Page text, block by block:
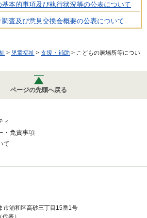
本的事項及び執行状況等の公表について
査及び意見交換会概要の公表について
> 児童福祉 > 支援・補助 > こどもの居場所等につい
ページの先頭へ戻る
ィ
・免責事項
て
市浦和区高砂三丁目15番1号